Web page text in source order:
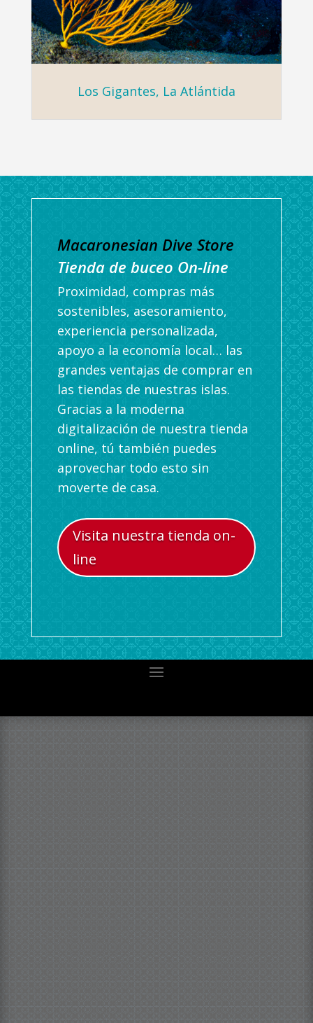
Los Gigantes, La Atlántida
Macaronesian Dive Store
Tienda de buceo On-line
Proximidad, compras más
sostenibles, asesoramiento,
experiencia personalizada,
apoyo a la economía local… las
grandes ventajas de comprar en
las tiendas de nuestras islas.
Gracias a la moderna
digitalización de nuestra tienda
online, tú también puedes
aprovechar todo esto sin
moverte de casa.
Visita nuestra tienda on-
line